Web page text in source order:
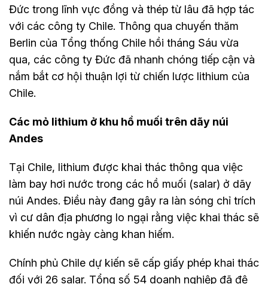
Đức trong lĩnh vực đồng và thép từ lâu đã hợp tác
với các công ty Chile. Thông qua chuyến thăm
Berlin của Tổng thống Chile hồi tháng Sáu vừa
qua, các công ty Đức đã nhanh chóng tiếp cận và
nắm bắt cơ hội thuận lợi từ chiến lược lithium của
Chile.
Các mỏ lithium ở khu hồ muối trên dãy núi
Andes
Tại Chile, lithium được khai thác thông qua việc
làm bay hơi nước trong các hồ muối (salar) ở dãy
núi Andes. Điều này đang gây ra làn sóng chỉ trích
vì cư dân địa phương lo ngại rằng việc khai thác sẽ
khiến nước ngày càng khan hiếm.
Chính phủ Chile dự kiến sẽ cấp giấy phép khai thác
đối với 26 salar. Tổng số 54 doanh nghiệp đã đệ